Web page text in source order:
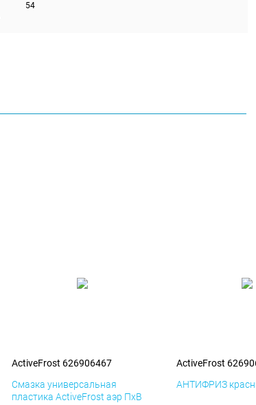
54
ActiveFrost 626906467
Смазка универсальная
пластика ActiveFrost аэр ПхВ
ActiveFrost
АНТИФРИЗ